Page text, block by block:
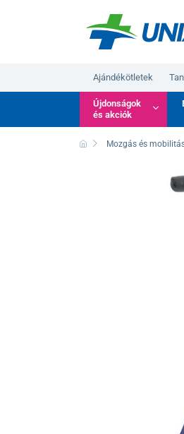
Ajándékötletek
Újdonságok
és akciók
Mozgás és